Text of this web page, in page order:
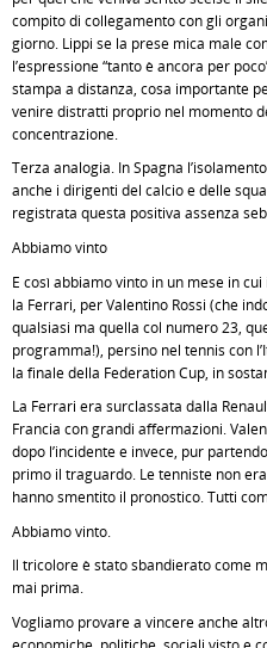
compito di collegamento con gli
giorno. Lippi se la prese mica male
l’espressione “tanto è ancora per
stampa a distanza, cosa importante
venire distratti proprio nel momento
concentrazione.
Terza analogia. In Spagna
anche i dirigenti del calcio e delle
registrata questa positiva assenza
Abbiamo vinto
E così abbiamo vinto in un mese in
la Ferrari, per Valentino Rossi (che
qualsiasi ma quella col numero 23,
programma!), persino nel tennis con
la finale della Federation Cup, in
La Ferrari era surclassata dalla
Francia con grandi affermazioni.
dopo l’incidente e invece, pur
primo il traguardo. Le tenniste non
hanno smentito il pronostico. Tutti
Abbiamo vinto.
Il tricolore è stato sbandierato come
mai prima.
Vogliamo provare a vincere anche